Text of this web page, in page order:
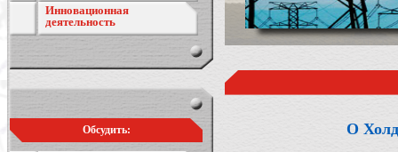
Инновационная
деятельность
Обсудить: О